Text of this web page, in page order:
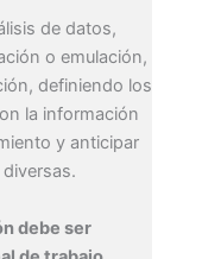
de datos,
o emulación,
definiendo los
la información
y anticipar
debe ser